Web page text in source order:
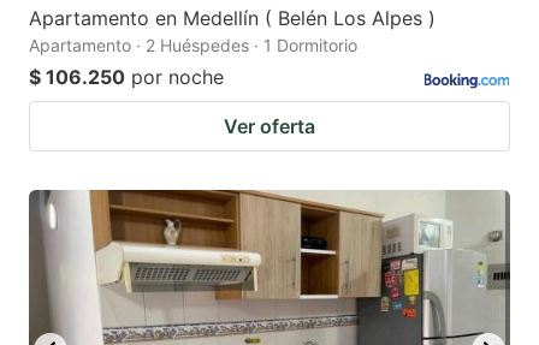
Apartamento en Medellín ( Belén Los Alpes )
Apartamento · 2 Huéspedes · 1 Dormitorio
$ 106.250 por noche
Ver oferta